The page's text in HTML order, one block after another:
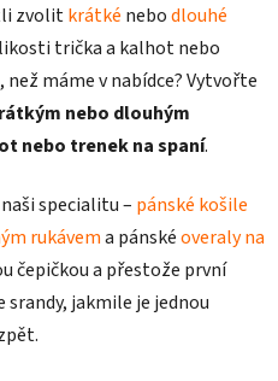
zvolitkrátké nebodlouhé
trička a kalhot nebo
máme v nabídce? Vytvořte
nebo dlouhým
nebo trenek na spaní.
specialitu – pánské košile
rukávema pánskéoveraly na
čepičkou a přestože první
srandy, jakmile je jednou